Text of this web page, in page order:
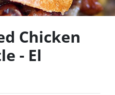
Chicken
- El